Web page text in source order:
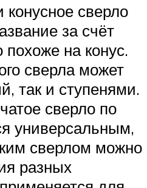
конусное сверло
за счёт
на конус.
сверла может
так и ступенями.
сверло по
универсальным,
сверлом можно
разных